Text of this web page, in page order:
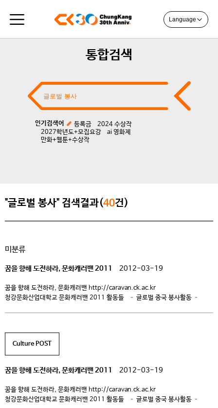
Language
통합검색
인기검색어 등록금
2024 수상작
2027학년도+모집요강
ai 영화제
만화+웹툰+수상작
"글로벌 봉사" 검색결과(40건)
미분류
꿈을 향해 도전하라, 문화캐러밴 2011 2012-03-19
꿈을 향해 도전하라, 문화캐러밴 http://caravan.ck.ac.kr
청강문화산업대학교 문화캐러밴 2011 활동들 – 글로벌 중국 봉사활동 –
Culture POST
꿈을 향해 도전하라, 문화캐러밴 2011 2012-03-19
꿈을 향해 도전하라, 문화캐러밴 http://caravan.ck.ac.kr
청강문화산업대학교 문화캐러밴 2011 활동들 – 글로벌 중국 봉사활동 –